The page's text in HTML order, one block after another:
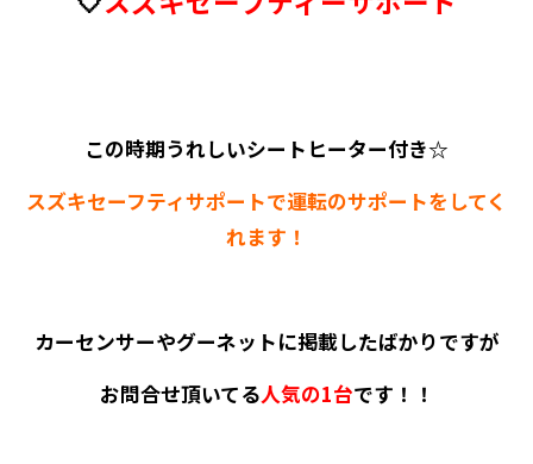
この時期うれしいシートヒーター付き☆
スズキセーフティサポートで運転のサポートをしてく
れます！
カーセンサーやグーネットに掲載したばかりですが
お問合せ頂いてる人気の1台です！！